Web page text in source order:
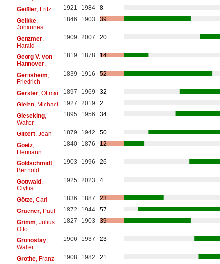
Geißler, Fritz 1921 1984
8
Gelbke,
Johannes
1846 1903 39
Genzmer,
Harald
1909 2007 20
Georg V. von
Hannover,
1819 1878 14
Gernsheim
Friedrich
1839 1916 52
Gerster, Ottmar 1897 1969
32
Gielen, Michael 1927 2019
2
Gieseking,
Walter
1895 1956 34
Gilbert, Jean 1879 1942
50
Goetz,
Hermann
1840 1876 12
Goldschmidt,
Berthold
1903 1996 26
Gottwald,
Clytus
1925 2023 4
Götze, Carl 1836 1887
23
Graener, Paul 1872 1944
57
Grimm , Julius
Otto
1827 1903 39
Gronostay,
Walter
1906 1937 23
Grothe, Franz 1908 1982
21